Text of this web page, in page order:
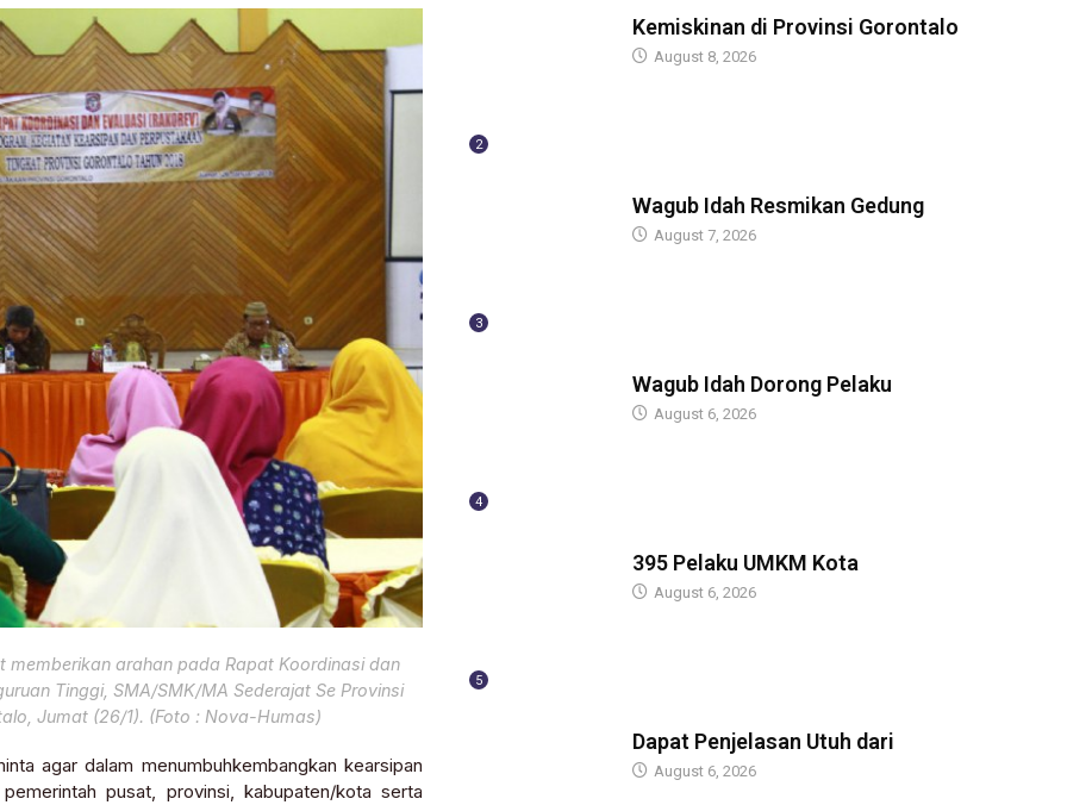
arahan pada Rapat Koordinasi dan
Tinggi, SMA/SMK/MA Sederajat Se Provinsi
Jumat (26/1). (Foto : Nova-Humas)
agar dalam menumbuhkembangkan kearsipan
pusat, provinsi, kabupaten/kota serta
Kemiskinan di Provinsi Gorontalo
August 8, 2026
2
Wagub Idah Resmikan Gedung
August 7, 2026
3
Wagub Idah Dorong Pelaku
August 6, 2026
4
395 Pelaku UMKM Kota
August 6, 2026
5
Dapat Penjelasan Utuh dari
August 6, 2026